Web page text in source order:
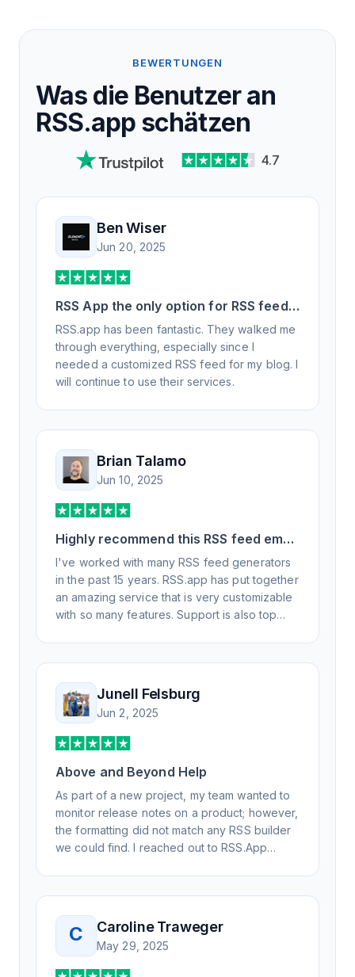
BEWERTUNGEN
Was die Benutzer an
RSS.app schätzen
4.7
Ben Wiser
Jun 20, 2025
RSS App the only option for RSS feed
generation
RSS.app has been fantastic. They walked me
through everything, especially since I
needed a customized RSS feed for my blog. I
will continue to use their services.
Brian Talamo
Jun 10, 2025
Highly recommend this RSS feed email
/ widget generator service.
I've worked with many RSS feed generators
in the past 15 years. RSS.app has put together
an amazing service that is very customizable
with so many features. Support is also top
professionally. Highly recommend for all your
RSS feed needs. Our trucking news hub
website couldn't work without it. Thank you.
Junell Felsburg
Jun 2, 2025
Above and Beyond Help
As part of a new project, my team wanted to
monitor release notes on a product; however,
the formatting did not match any RSS builder
we could find. I reached out to RSS.App
day, but I spoke to someone who was
knowledgeable, kind, and clearly wanted to
understand the issue. It has been a few
weeks, but after many revisions and direct
support, all of my release notes are in a way
C Caroline Traweger
May 29, 2025